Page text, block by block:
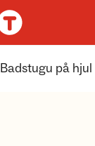
Badstugu på hjul